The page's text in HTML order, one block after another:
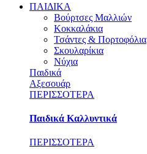
ΠΑΙΔΙΚΑ
Βούρτσες Μαλλιών
Κοκκαλάκια
Τσάντες & Πορτοφόλια
Σκουλαρίκια
Νύχια
Παιδικά
Αξεσουάρ
ΠΕΡΙΣΣΟΤΕΡΑ
Παιδικά Καλλυντικά
ΠΕΡΙΣΣΟΤΕΡΑ